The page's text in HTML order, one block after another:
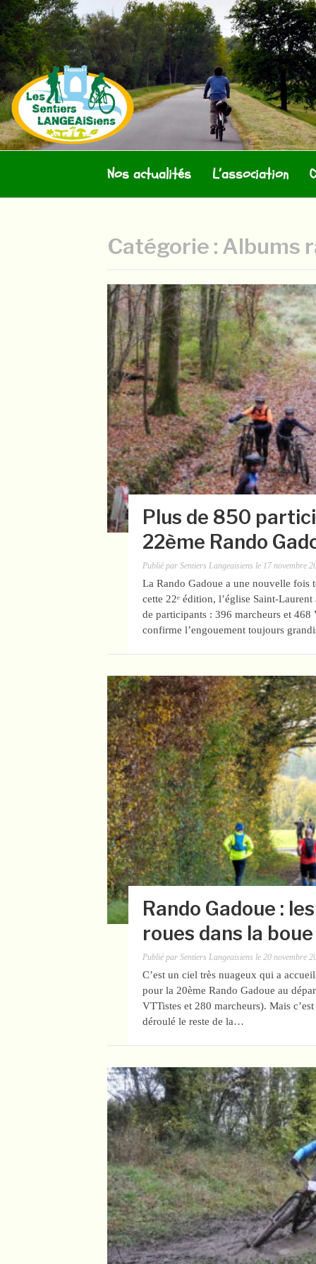
Aller
au
contenu
LES SENTIERS
Nos actualités L’association
Catégorie : Albums
Plus de 850
22ème Rando
Publié par Sentiers Langeaisiens le 17 novembre
La Rando Gadoue a une nouvelle fois
cette 22ᵉ édition, l’église Saint-
de participants : 396 marcheurs et
confirme l’engouement toujours
Rando Gadoue :
roues dans la boue
Publié par Sentiers Langeaisiens le 20 novembre
C’est un ciel très nuageux qui a
pour la 20ème Rando Gadoue au
VTTistes et 280 marcheurs). Mais
déroulé le reste de la…